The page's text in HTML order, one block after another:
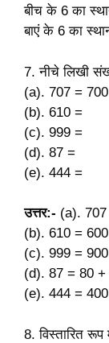
बीच के 6 का
बाएं के 6 का
7. नीचे लिखी
(a). 707 =
(b). 610 =
(c). 999 =
(d). 87 =
(e). 444 =
उत्तर:- (a).
(b). 610 =
(c). 999 =
(d). 87 = 80 +
(e). 444 =
8. विस्तारित